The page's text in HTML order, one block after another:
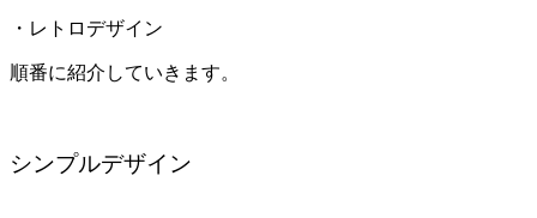
・レトロデザイン
順番に紹介していきます。
シンプルデザイン